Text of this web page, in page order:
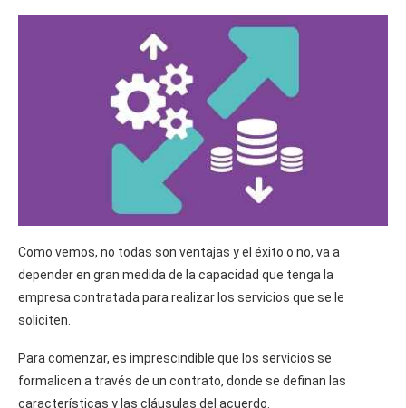
Como vemos, no todas son ventajas y el éxito o no, va a
depender en gran medida de la capacidad que tenga la
empresa contratada para realizar los servicios que se le
soliciten.
Para comenzar, es imprescindible que los servicios se
formalicen a través de un contrato, donde se definan las
características y las cláusulas del acuerdo.